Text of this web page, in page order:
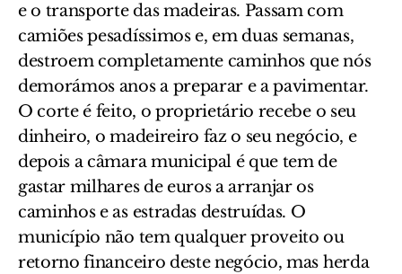
e o transporte das madeiras. Passam com
camiões pesadíssimos e, em duas semanas,
destroem completamente caminhos que nós
demorámos anos a preparar e a pavimentar.
O corte é feito, o proprietário recebe o seu
dinheiro, o madeireiro faz o seu negócio, e
depois a câmara municipal é que tem de
gastar milhares de euros a arranjar os
caminhos e as estradas destruídas. O
município não tem qualquer proveito ou
retorno financeiro deste negócio, mas herda